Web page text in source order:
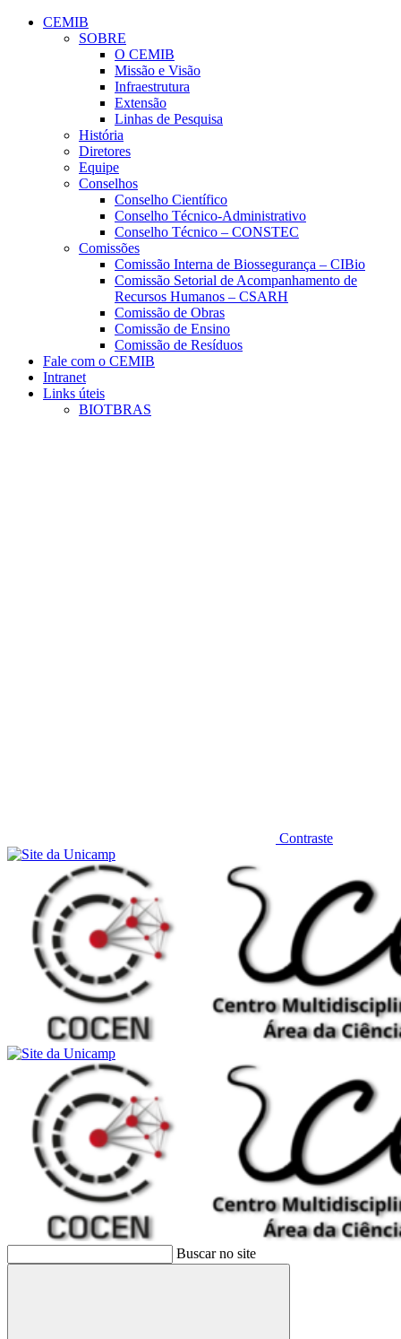
Conteúdo principal
CEMIB
SOBRE
O CEMIB
Missão e Visão
Infraestrutura
Extensão
Linhas de Pesquisa
História
Diretores
Equipe
Conselhos
Conselho Científico
Conselho Técnico-Administrativo
Conselho Técnico – CONSTEC
Comissões
Comissão Interna de Biossegurança – CIBio
Comissão Setorial de Acompanhamento de
Recursos Humanos – CSARH
Comissão de Obras
Comissão de Ensino
Comissão de Resíduos
Fale com o CEMIB
Intranet
Links úteis
BIOTBRAS
Contraste
Buscar no site